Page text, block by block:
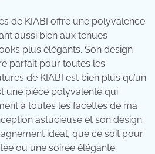
de KIABI offre une polyvalence
aussi bien aux tenues
plus élégants. Son design
parfait pour toutes les
de KIABI est bien plus qu’un
une pièce polyvalente qui
à toutes les facettes de ma
astucieuse et son design
idéal, que ce soit pour
ou une soirée élégante.